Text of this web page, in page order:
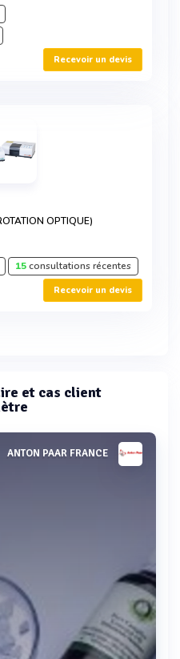
Recevoir un devis
OPTIQUE)
15consultations récentes
Recevoir un devis
et cas client
ANTON PAAR FRANCE